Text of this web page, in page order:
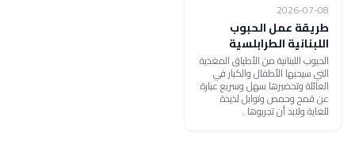
2026-07-08
طريقة عمل الحبوب
اللبنانية الطرابلسية
الحبوب اللبنانية من الأطباق المغذية
التي سيحبها الأطفال والكبار في
العائلة وتحضيرها سهل وسريع عبارة
عن قمح وحمص وتوابل لذيذة
للغاية ولابد أن تجربوها .